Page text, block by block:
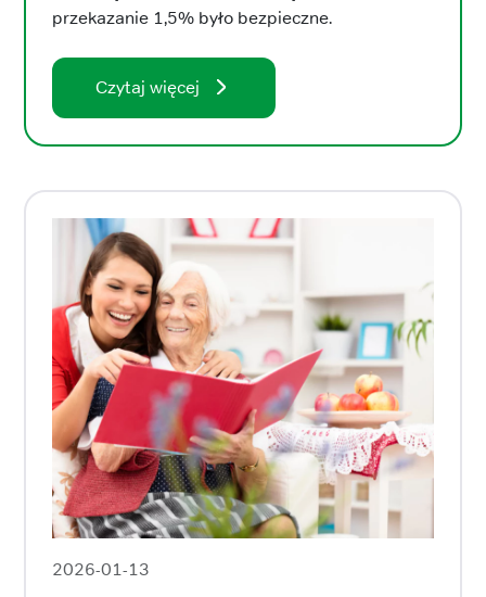
przekazanie 1,5% było bezpieczne.
Czytaj więcej
2026-01-13